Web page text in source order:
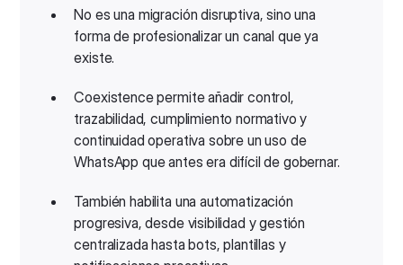
No es una migración disruptiva, sino una
forma de profesionalizar un canal que ya
existe.
Coexistence permite añadir control,
trazabilidad, cumplimiento normativo y
continuidad operativa sobre un uso de
WhatsApp que antes era difícil de gobernar.
También habilita una automatización
progresiva, desde visibilidad y gestión
centralizada hasta bots, plantillas y